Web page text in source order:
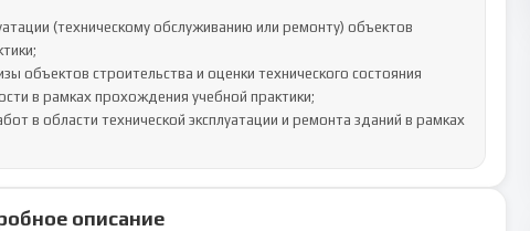
в рамках прохождения учебной практики;
в области технической эксплуатации и ремонта зданий в рамках
описание